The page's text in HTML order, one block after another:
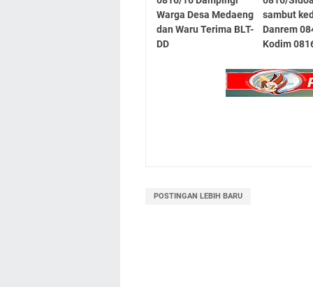
Warga Desa Medaeng
dan Waru Terima BLT-
DD
sambut
Danrem
Kodim
POSTINGAN LEBIH BARU